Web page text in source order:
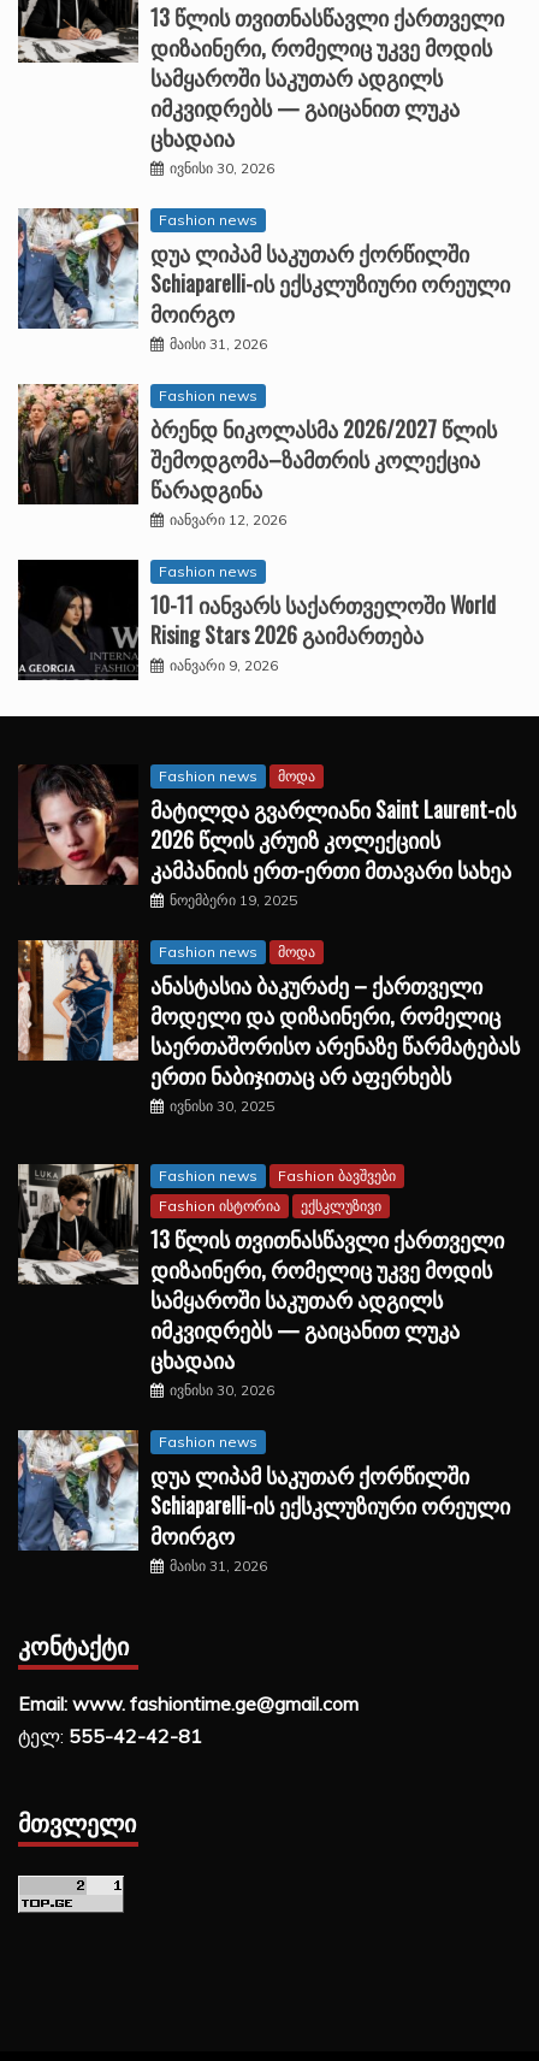
13 წლის თვითნასწავლი ქართველი
დიზაინერი, რომელიც უკვე მოდის
სამყაროში საკუთარ ადგილს
იმკვიდრებს — გაიცანით ლუკა
ცხადაია
ივნისი 30, 2026
Fashion news
დუა ლიპამ საკუთარ ქორწილში
Schiaparelli-ის ექსკლუზიური ორეული
მოირგო
მაისი 31, 2026
Fashion news
ბრენდ ნიკოლასმა 2026/2027 წლის
შემოდგომა–ზამთრის კოლექცია
წარადგინა
იანვარი 12, 2026
Fashion news
10-11 იანვარს საქართველოში World
Rising Stars 2026 გაიმართება
იანვარი 9, 2026
Fashion news მოდა
მატილდა გვარლიანი Saint Laurent-ის
2026 წლის კრუიზ კოლექციის
კამპანიის ერთ-ერთი მთავარი სახეა
ნოემბერი 19, 2025
Fashion news მოდა
ანასტასია ბაკურაძე – ქართველი
მოდელი და დიზაინერი, რომელიც
საერთაშორისო არენაზე წარმატებას
ერთი ნაბიჯითაც არ აფერხებს
ივნისი 30, 2025
Fashion news
Fashion ბავშვები
Fashion ისტორია
ექსკლუზივი
13 წლის თვითნასწავლი ქართველი
დიზაინერი, რომელიც უკვე მოდის
სამყაროში საკუთარ ადგილს
იმკვიდრებს — გაიცანით ლუკა
ცხადაია
ივნისი 30, 2026
Fashion news
დუა ლიპამ საკუთარ ქორწილში
Schiaparelli-ის ექსკლუზიური ორეული
მოირგო
მაისი 31, 2026
ᲙᲝᲜᲢᲐᲥᲢᲘ
Email: www. fashiontime.ge@gmail.com
ტელ: 555-42-42-81
ᲛᲗᲕᲚᲔᲚᲘ